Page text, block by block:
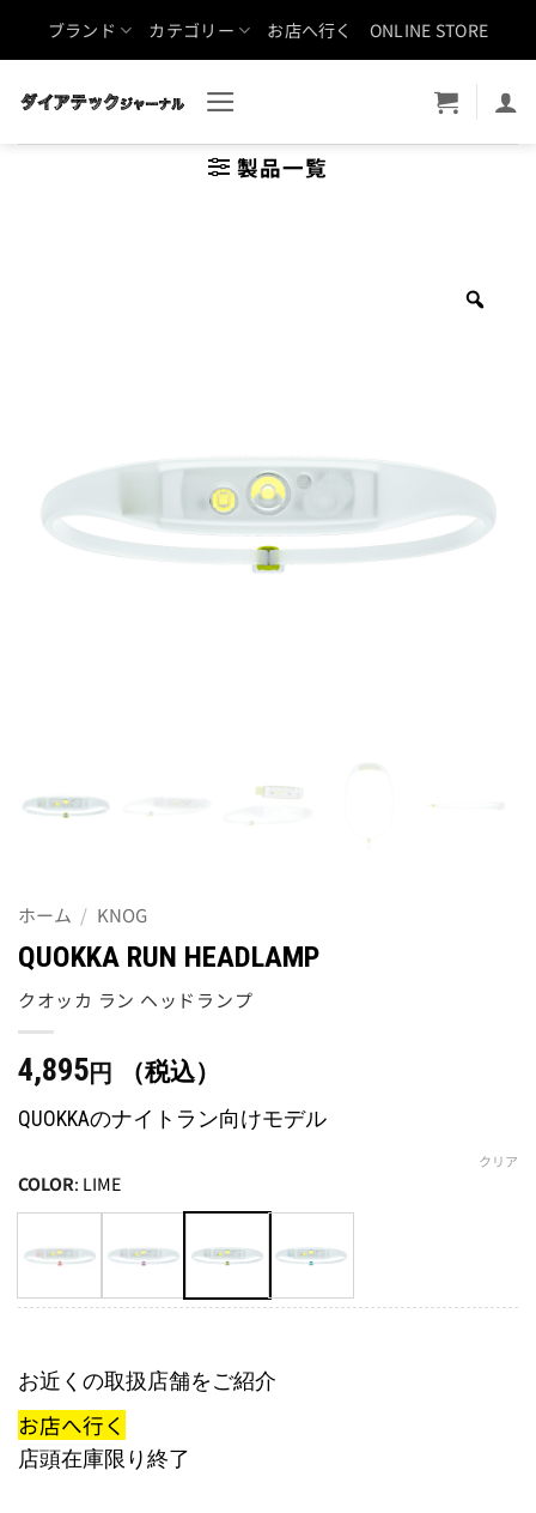
ブランド カテゴリー お店へ行く ONLINE STORE
製品一覧
ホーム / KNOG
QUOKKA RUN HEADLAMP
クオッカ ラン ヘッドランプ
4,895円 （税込）
QUOKKAのナイトラン向けモデル
COLOR: LIME
クリア
お近くの取扱店舗をご紹介
お店へ行く
店頭在庫限り終了